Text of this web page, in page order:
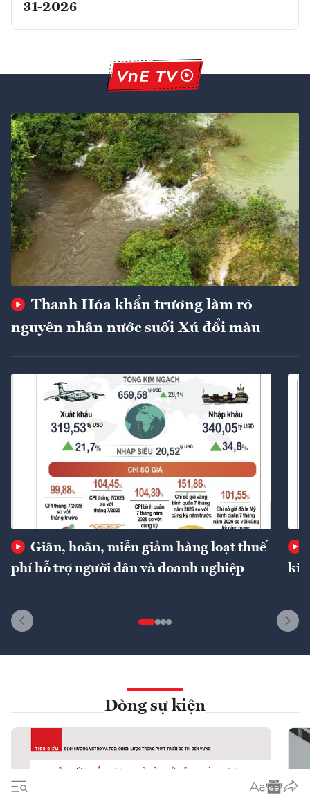
31-2026
Thanh Hóa khẩn trương làm rõ
nguyên nhân nước suối Xú đổi màu
Giãn, hoãn, miễn giảm hàng loạt thuế
phí hỗ trợ người dân và doanh nghiệp
Dòng sự kiện